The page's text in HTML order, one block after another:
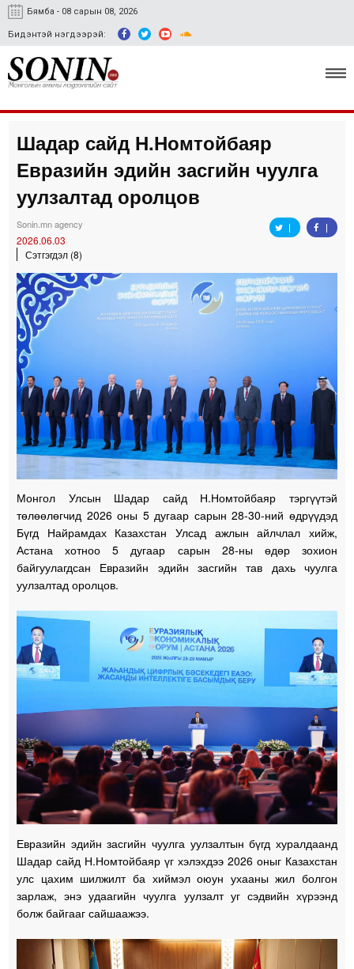
Бямба - 08 сарын 08, 2026
Бидэнтэй нэгдээрэй:
Улс төр, эдийн засаг
Гэмт хэрэг
Нийгэм, соёл
Easy news
Шадар сайд Н.Номтойбаяр
Евразийн эдийн засгийн чуулга
уулзалтад оролцов
Sonin.mn agency
2026.06.03
Сэтгэгдэл (8)
Монгол Улсын Шадар сайд Н.Номтойбаяр тэргүүтэй
төлөөлөгчид 2026 оны 5 дугаар сарын 28-30-ний өдрүүдэд
Бүгд Найрамдах Казахстан Улсад ажлын айлчлал хийж,
Астана хотноо 5 дугаар сарын 28-ны өдөр зохион
байгуулагдсан Евразийн эдийн засгийн тав дахь чуулга
уулзалтад оролцов.
Евразийн эдийн засгийн чуулга уулзалтын бүгд хуралдаанд
Шадар сайд Н.Номтойбаяр үг хэлэхдээ 2026 оныг Казахстан
улс цахим шилжилт ба хиймэл оюун ухааны жил болгон
зарлаж, энэ удаагийн чуулга уулзалт уг сэдвийн хүрээнд
болж байгааг сайшаажээ.